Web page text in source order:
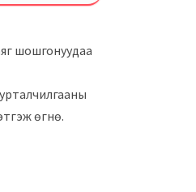
шошгонуудаа
өгнө.